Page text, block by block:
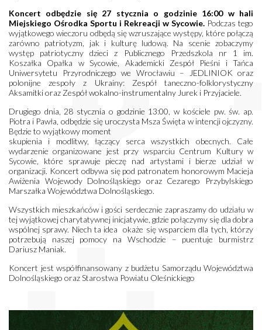
Koncert odbędzie się 27 stycznia o godzinie 16:00 w hali
Miejskiego Ośrodka Sportu i Rekreacji w Sycowie. Podczas tego
wyjątkowego wieczoru odbędą się wzruszające występy, które połączą
zarówno patriotyzm, jak i kulturę ludową. Na scenie zobaczymy
występ patriotyczny dzieci z Publicznego Przedszkola nr 1 im.
Koszałka Opałka w Sycowie, Akademicki Zespół Pieśni i Tańca
Uniwersytetu Przyrodniczego we Wrocławiu – JEDLINIOK oraz
polonijne zespoły z Ukrainy: Zespół taneczno-folklorystyczny
Aksamitki oraz Zespół wokalno-instrumentalny Jurek i Przyjaciele.
Drugiego dnia, 28 stycznia o godzinie 13:00, w kościele pw. św. ap.
Piotra i Pawła, odbędzie się uroczysta Msza Święta w intencji ojczyzny.
Będzie to wyjątkowy moment
skupienia i modlitwy, łączący serca wszystkich obecnych. Całe
wydarzenie organizowane jest przy wsparciu Centrum Kultury w
Sycowie, które sprawuje pieczę nad artystami i bierze udział w
organizacji. Koncert odbywa się pod patronatem honorowym Macieja
Awiżenia Wojewody Dolnośląskiego oraz Cezarego Przybylskiego
Marszałka Województwa Dolnośląskiego.
Wszystkich mieszkańców i gości serdecznie zapraszamy do udziału w
tej wyjątkowej charytatywnej inicjatywie, gdzie połączymy się dla dobra
wspólnej sprawy. Niech ta idea okaże się wsparciem dla tych, którzy
potrzebują naszej pomocy na Wschodzie – puentuje burmistrz
Dariusz Maniak.
Koncert jest współfinansowany z budżetu Samorządu Województwa
Dolnośląskiego oraz Starostwa Powiatu Oleśnickiego